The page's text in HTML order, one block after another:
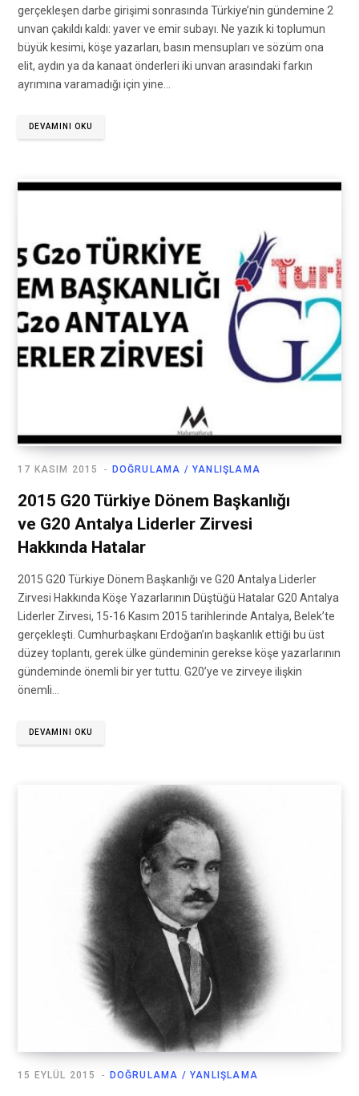
gerçekleşen darbe girişimi sonrasında Türkiye’nin gündemine 2
unvan çakıldı kaldı: yaver ve emir subayı. Ne yazık ki toplumun
büyük kesimi, köşe yazarları, basın mensupları ve sözüm ona
elit, aydın ya da kanaat önderleri iki unvan arasındaki farkın
ayrımına varamadığı için yine…
DEVAMINI OKU
DOĞRULAMA / YANLIŞLAMA
17 KASIM 2015
2015 G20 Türkiye Dönem Başkanlığı
ve G20 Antalya Liderler Zirvesi
Hakkında Hatalar
2015 G20 Türkiye Dönem Başkanlığı ve G20 Antalya Liderler
Zirvesi Hakkında Köşe Yazarlarının Düştüğü Hatalar G20 Antalya
Liderler Zirvesi, 15-16 Kasım 2015 tarihlerinde Antalya, Belek’te
gerçekleşti. Cumhurbaşkanı Erdoğan’ın başkanlık ettiği bu üst
düzey toplantı, gerek ülke gündeminin gerekse köşe yazarlarının
gündeminde önemli bir yer tuttu. G20’ye ve zirveye ilişkin
önemli…
DEVAMINI OKU
DOĞRULAMA / YANLIŞLAMA
15 EYLÜL 2015